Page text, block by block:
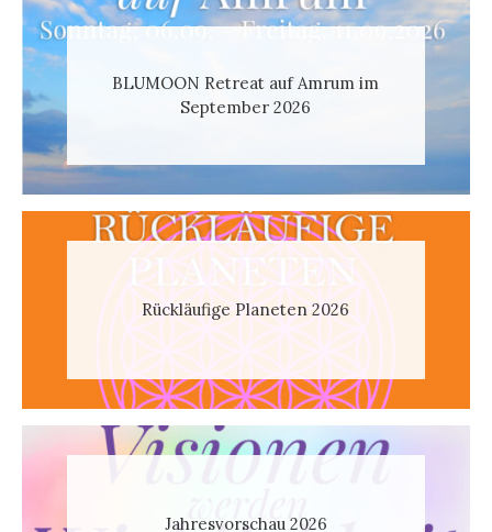
BLUMOON Retreat auf Amrum im
September 2026
Rückläufige Planeten 2026
Jahresvorschau 2026